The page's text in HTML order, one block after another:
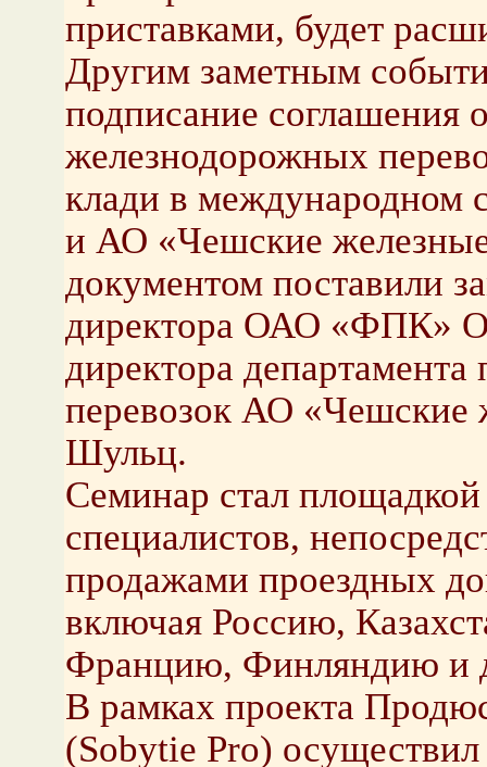
приставками, будет
Другим заметным
подписание соглашения
железнодорожных
клади в
и АО «Чешские
документом поставили
директора ОАО «ФПК»
директора
перевозок АО «Чешские
Шульц.
Семинар стал
специалистов,
продажами проездных
включая Россию,
Францию, Финляндию и
В рамках проекта
(Sobytie Pro)